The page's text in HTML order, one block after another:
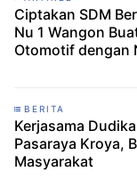
Ciptakan SDM
Nu 1 Wangon
Otomotif dengan
BERITA
Kerjasama
Pasaraya Kroya,
Masyarakat